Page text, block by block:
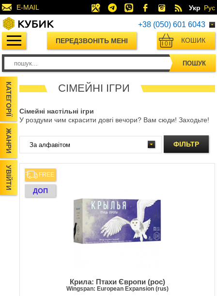
E-MAIL Укр Рус
+38 (050) 601 6043
ПЕРЕДЗВОНІТЬ МЕНІ КОШИК
0
ПОШУК
КАТЕГОРІЇ
ЖАНРИ
УВІЙТИ
СІМЕЙНІ ІГРИ
Сімейні настільні ігри
У роздуми чим скрасити довгі вечори? Вам сюди! Заходьте!
ФІЛЬТР
FREE
ДОП
Крила: Птахи Європи (рос)
Wingspan: European Expansion (rus)